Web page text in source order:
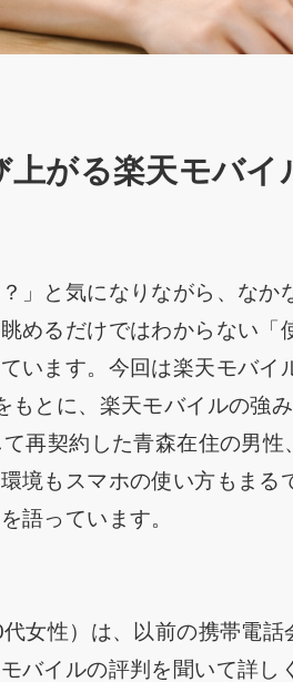
がる楽天モバイ
」と気になりながら、な
めるだけではわからない「
います。今回は楽天モバイ
とに、楽天モバイルの強
再契約した青森在住の男
境もスマホの使い方もまる
語っています。
女性）は、以前の携帯電
バイルの評判を聞いて詳し